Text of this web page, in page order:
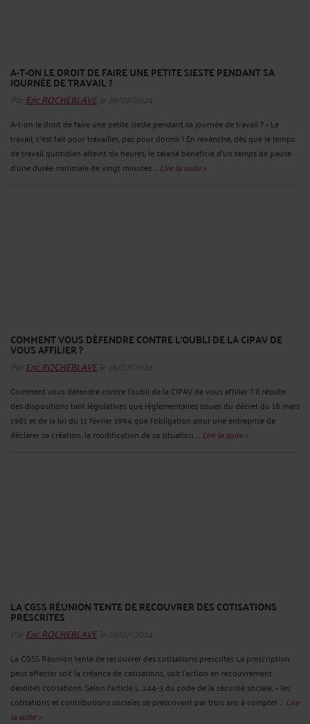
A-T-ON LE DROIT DE FAIRE UNE PETITE SIESTE PENDANT SA
JOURNÉE DE TRAVAIL ?
Par Eric ROCHEBLAVEle 29/07/2024
A-t-on le droit de faire une petite sieste pendant sa journée de travail ? « Le
travail, c’est fait pour travailler, pas pour dormir ! En revanche, dès que le temps
de travail quotidien atteint six heures, le salarié bénéficie d’un temps de pause
d’une durée minimale de vingt minutes ... Lire la suite >
COMMENT VOUS DÉFENDRE CONTRE L’OUBLI DE LA CIPAV DE
VOUS AFFILIER ?
Par Eric ROCHEBLAVEle 26/07/2024
Comment vous défendre contre l’oubli de la CIPAV de vous affilier ? Il résulte
des dispositions tant législatives que règlementaires issues du décret du 18 mars
1981 et de la loi du 11 février 1994 que l’obligation pour une entreprise de
déclarer sa création, la modification de sa situation ... Lire la suite >
LA CGSS RÉUNION TENTE DE RECOUVRER DES COTISATIONS
PRESCRITES
Par Eric ROCHEBLAVEle 26/07/2024
La CGSS Réunion tente de recouvrer des cotisations prescrites La prescription
peut affecter soit la créance de cotisations, soit l’action en recouvrement
desdites cotisations. Selon l’article L. 244-3 du code de la sécurité sociale, « les
cotisations et contributions sociales se prescrivent par trois ans à compter ... Lire
la suite >